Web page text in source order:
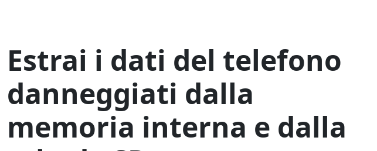
Estrai i dati del telefono
danneggiati dalla
memoria interna e dalla
Español
Italiano
Norsk